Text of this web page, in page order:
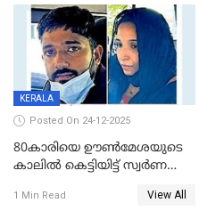
KERALA
Posted On 24-12-2025
80കാരിയെ ഊൺമേശയുടെ
കാലിൽ കെട്ടിയിട്ട് സ്വർണവും
കൊച്ചുമകനും സുഹൃത്തും
1 Min Read View All